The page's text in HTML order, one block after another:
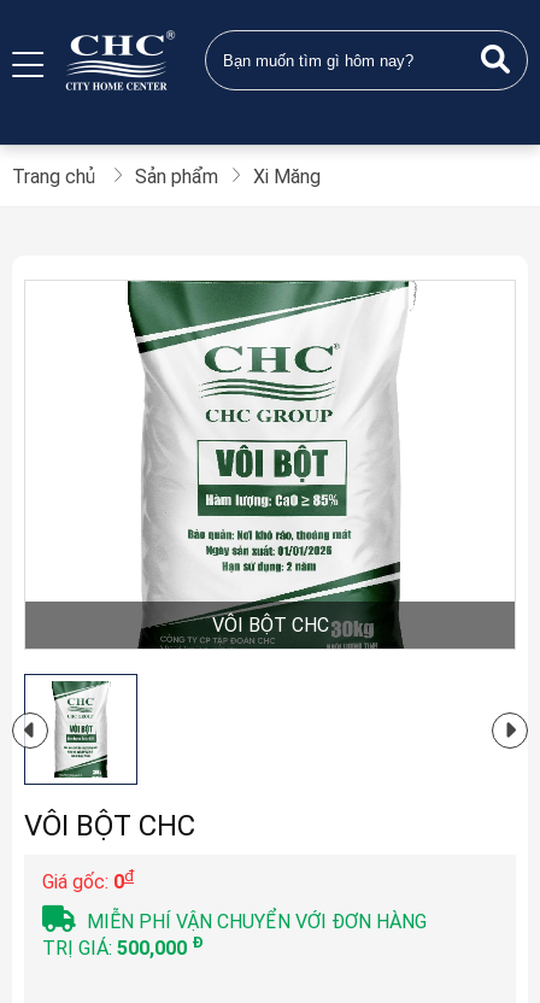
Trang chủ Sản phẩm Xi Măng
VÔI BỘT CHC
VÔI BỘT CHC
Giá gốc: 0đ
MIỄN PHÍ VẬN CHUYỂN VỚI ĐƠN HÀNG
TRỊ GIÁ: 500,000 Đ